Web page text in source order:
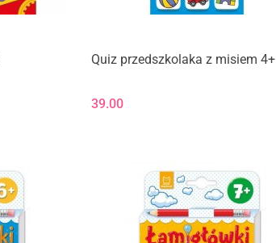
Quiz przedszkolaka z misiem 4+
39.00